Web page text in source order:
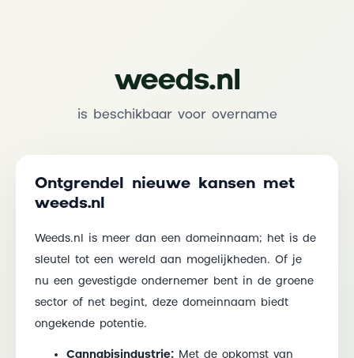
weeds.nl
is beschikbaar voor overname
Ontgrendel nieuwe kansen met
weeds.nl
Weeds.nl is meer dan een domeinnaam; het is de
sleutel tot een wereld aan mogelijkheden. Of je
nu een gevestigde ondernemer bent in de groene
sector of net begint, deze domeinnaam biedt
ongekende potentie.
Cannabisindustrie: Met de opkomst van